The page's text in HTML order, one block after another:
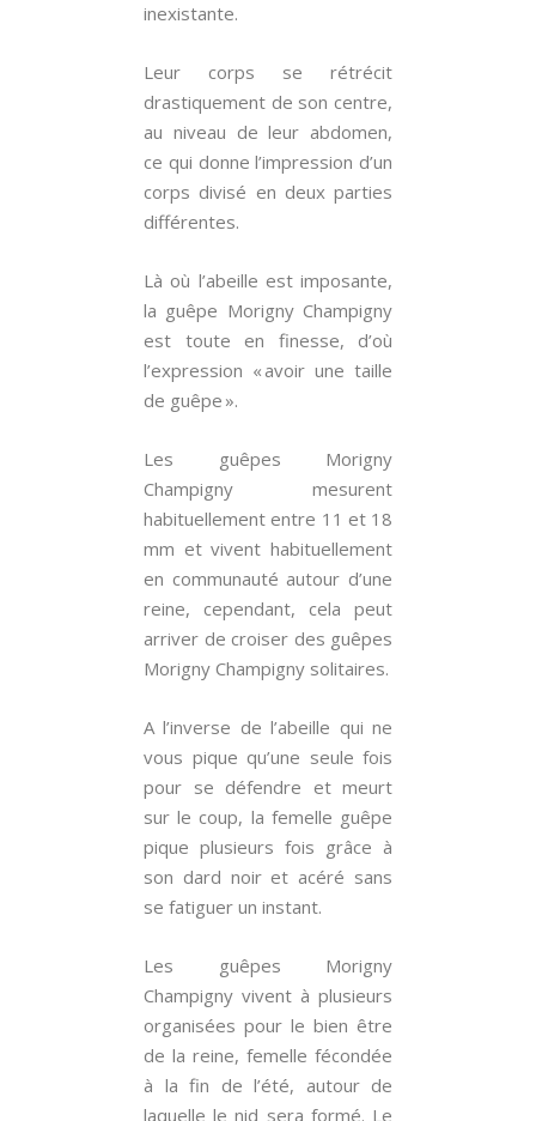
inexistante.
Leur corps se rétrécit
drastiquement de son centre,
au niveau de leur abdomen,
ce qui donne l’impression d’un
corps divisé en deux parties
différentes.
Là où l’abeille est imposante,
la guêpe Morigny Champigny
est toute en finesse, d’où
l’expression « avoir une taille
de guêpe ».
Les guêpes Morigny
Champigny mesurent
habituellement entre 11 et 18
mm et vivent habituellement
en communauté autour d’une
reine, cependant, cela peut
arriver de croiser des guêpes
Morigny Champigny solitaires.
A l’inverse de l’abeille qui ne
vous pique qu’une seule fois
pour se défendre et meurt
sur le coup, la femelle guêpe
pique plusieurs fois grâce à
son dard noir et acéré sans
se fatiguer un instant.
Les guêpes Morigny
Champigny vivent à plusieurs
organisées pour le bien être
de la reine, femelle fécondée
à la fin de l’été, autour de
laquelle le nid sera formé. Le